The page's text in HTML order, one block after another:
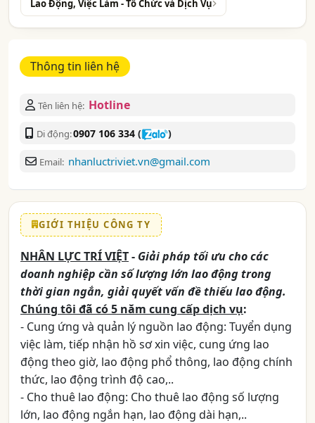
Lao Động, Việc Làm - Tổ Chức và Dịch Vụ
Thông tin liên hệ
Tên liên hệ: Hotline
Di động:0907 106 334 ( )
Email: nhanluctriviet.vn@gmail.com
GIỚI THIỆU CÔNG TY
NHÂN LỰC TRÍ VIỆT- Giải pháp tối ưu cho các
doanh nghiệp cần số lượng lớn lao động trong
thời gian ngắn, giải quyết vấn đề thiếu lao động.
Chúng tôi đã có 5 năm cung cấp dịch vụ:
- Cung ứng và quản lý nguồn lao động: Tuyển dụng
việc làm, tiếp nhận hồ sơ xin việc, cung ứng lao
động theo giờ, lao động phổ thông, lao động chính
thức, lao động trình độ cao,..
- Cho thuê lao động: Cho thuê lao động số lượng
lớn, lao động ngắn hạn, lao động dài hạn,..